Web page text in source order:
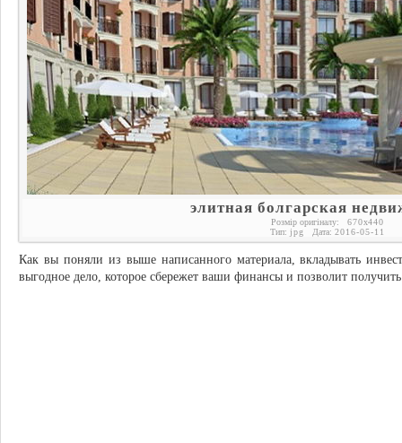
элитная болгарская
Розмір оригіналу: 670x440
Тип: jpg Дата: 2016-05-11
Как вы поняли из выше написанного материала, вкладывать
выгодное дело, которое сбережет ваши финансы и позволит